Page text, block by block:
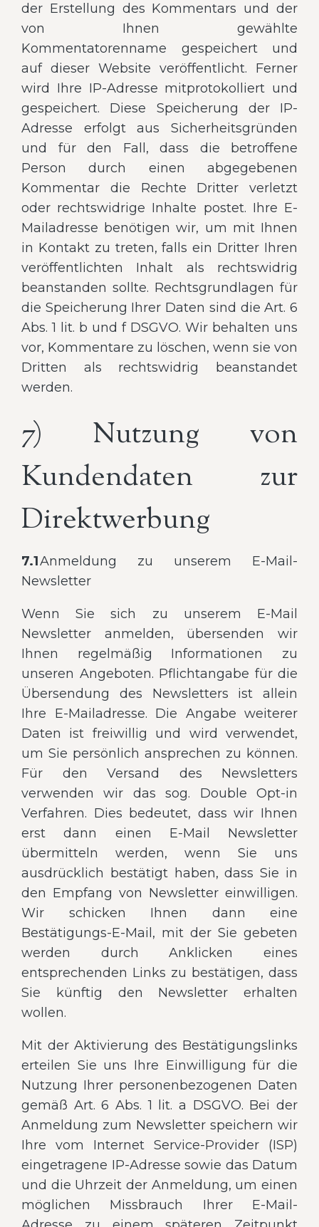
der Erstellung des Kommentars und der
von Ihnen gewählte
Kommentatorenname gespeichert und
auf dieser Website veröffentlicht. Ferner
wird Ihre IP-Adresse mitprotokolliert und
gespeichert. Diese Speicherung der IP-
Adresse erfolgt aus Sicherheitsgründen
und für den Fall, dass die betroffene
Person durch einen abgegebenen
Kommentar die Rechte Dritter verletzt
oder rechtswidrige Inhalte postet. Ihre E-
Mailadresse benötigen wir, um mit Ihnen
in Kontakt zu treten, falls ein Dritter Ihren
veröffentlichten Inhalt als rechtswidrig
beanstanden sollte. Rechtsgrundlagen für
die Speicherung Ihrer Daten sind die Art. 6
Abs. 1 lit. b und f DSGVO. Wir behalten uns
vor, Kommentare zu löschen, wenn sie von
Dritten als rechtswidrig beanstandet
werden.
7) Nutzung von
Kundendaten zur
Direktwerbung
7.1Anmeldung zu unserem E-Mail-
Newsletter
Wenn Sie sich zu unserem E-Mail
Newsletter anmelden, übersenden wir
Ihnen regelmäßig Informationen zu
unseren Angeboten. Pflichtangabe für die
Übersendung des Newsletters ist allein
Ihre E-Mailadresse. Die Angabe weiterer
Daten ist freiwillig und wird verwendet,
um Sie persönlich ansprechen zu können.
Für den Versand des Newsletters
verwenden wir das sog. Double Opt-in
Verfahren. Dies bedeutet, dass wir Ihnen
erst dann einen E-Mail Newsletter
übermitteln werden, wenn Sie uns
ausdrücklich bestätigt haben, dass Sie in
den Empfang von Newsletter einwilligen.
Wir schicken Ihnen dann eine
Bestätigungs-E-Mail, mit der Sie gebeten
werden durch Anklicken eines
entsprechenden Links zu bestätigen, dass
Sie künftig den Newsletter erhalten
wollen.
Mit der Aktivierung des Bestätigungslinks
erteilen Sie uns Ihre Einwilligung für die
Nutzung Ihrer personenbezogenen Daten
gemäß Art. 6 Abs. 1 lit. a DSGVO. Bei der
Anmeldung zum Newsletter speichern wir
Ihre vom Internet Service-Provider (ISP)
eingetragene IP-Adresse sowie das Datum
und die Uhrzeit der Anmeldung, um einen
möglichen Missbrauch Ihrer E-Mail-